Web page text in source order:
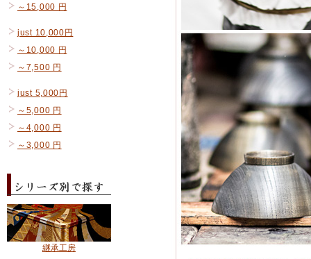
～15,000 円
just 10,000円
～10,000 円
～7,500 円
just 5,000円
～5,000 円
～4,000 円
～3,000 円
継承工房